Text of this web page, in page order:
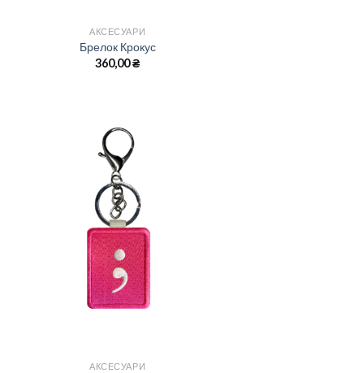
АКСЕСУАРИ
Брелок Крокус
360,00₴
АКСЕСУАРИ